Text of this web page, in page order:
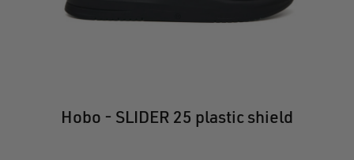
Hobo - SLIDER 25 plastic shield